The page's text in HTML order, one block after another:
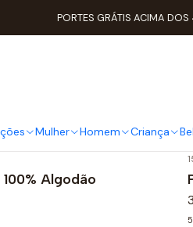
Mulher Homem Criança
PORTES GRÁTIS ACIMA
Algodão